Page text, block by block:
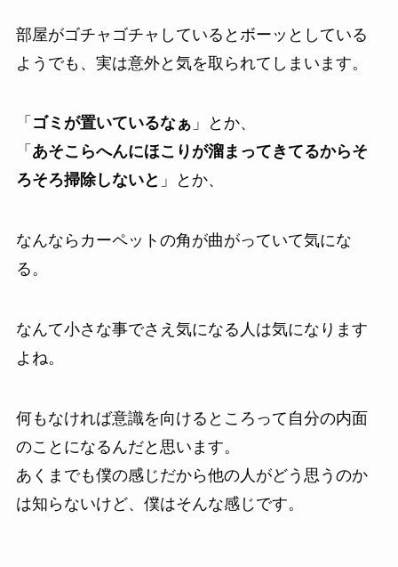
部屋がゴチャゴチャしているとボーッとしている
ようでも、実は意外と気を取られてしまいます。
「 ゴミが置いているなぁ 」とか、
「 あそこらへんにほこりが溜まってきてるからそ
ろそろ掃除しないと 」とか、
なんならカーペットの角が曲がっていて気にな
る。
なんて小さな事でさえ気になる人は気になります
よね。
何もなければ意識を向けるところって自分の内面
のことになるんだと思います。
あくまでも僕の感じだから他の人がどう思うのか
は知らないけど、僕はそんな感じです。